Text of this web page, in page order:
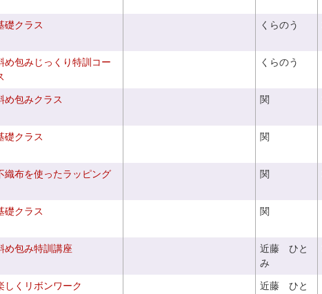
礎クラス くらのう
め包みじっくり特訓コー
くらのう
め包みクラス 関
礎クラス 関
織布を使ったラッピング 関
礎クラス 関
め包み特訓講座
近藤 ひと
み
しくリボンワーク
近藤 ひと